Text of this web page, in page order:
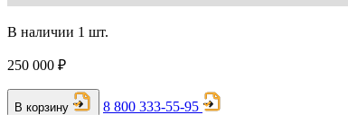
В наличии 1 шт.
250 000 ₽
В корзину 8 800 333-55-95